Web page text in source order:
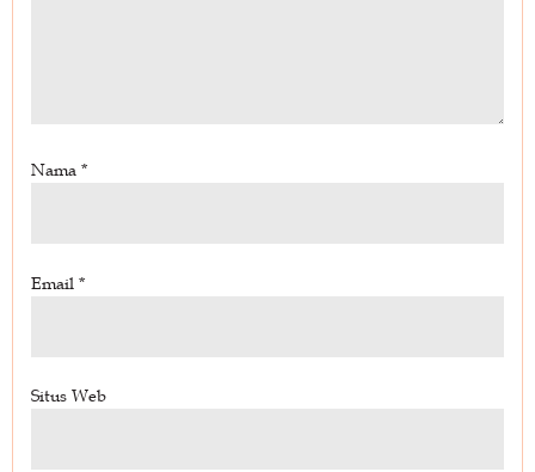
Nama *
Email *
Situs Web